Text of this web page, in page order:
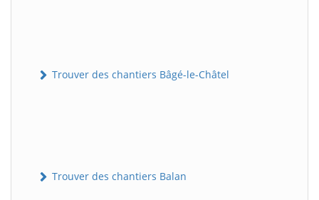
Trouver des chantiers Bâgé-le-Châtel
Trouver des chantiers Balan